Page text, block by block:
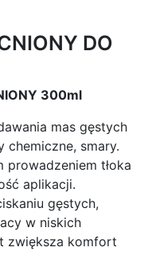
DO
300ml
mas gęstych
chemiczne, smary.
tłoka
aplikacji.
gęstych,
w niskich
zwiększa komfort